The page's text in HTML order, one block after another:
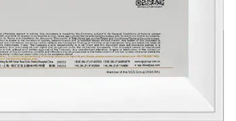
la longevidad y
factores ambientales.
conector de 10 pines,